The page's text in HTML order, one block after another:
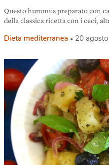
Questo hummus preparato con
della classica ricetta con i ceci,
Dieta mediterranea 20